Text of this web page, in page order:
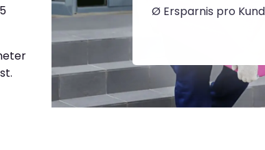
Ø Ersparnis pro